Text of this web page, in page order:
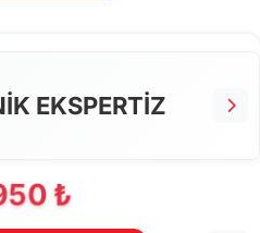
EKSPERTİZ
₺